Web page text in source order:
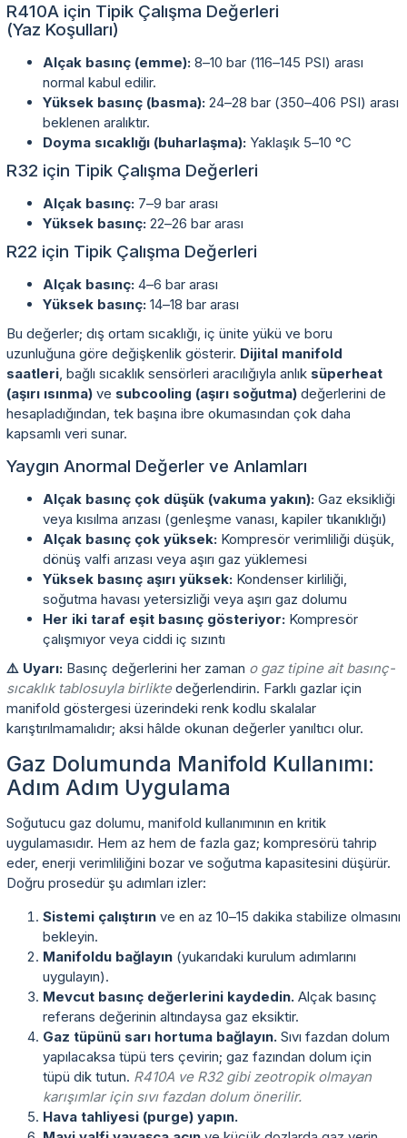
R410A için Tipik Çalışma Değerleri
(Yaz Koşulları)
Alçak basınç (emme): 8–10 bar (116–145 PSI) arası
normal kabul edilir.
Yüksek basınç (basma): 24–28 bar (350–406 PSI) arası
beklenen aralıktır.
Doyma sıcaklığı (buharlaşma): Yaklaşık 5–10 °C
R32 için Tipik Çalışma Değerleri
Alçak basınç: 7–9 bar arası
Yüksek basınç: 22–26 bar arası
R22 için Tipik Çalışma Değerleri
Alçak basınç: 4–6 bar arası
Yüksek basınç: 14–18 bar arası
Bu değerler; dış ortam sıcaklığı, iç ünite yükü ve boru
uzunluğuna göre değişkenlik gösterir. Dijital manifold
saatleri, bağlı sıcaklık sensörleri aracılığıyla anlık süperheat
(aşırı ısınma) ve subcooling (aşırı soğutma) değerlerini de
hesapladığından, tek başına ibre okumasından çok daha
kapsamlı veri sunar.
Yaygın Anormal Değerler ve Anlamları
Alçak basınç çok düşük (vakuma yakın): Gaz eksikliği
veya kısılma arızası (genleşme vanası, kapiler tıkanıklığı)
Alçak basınç çok yüksek: Kompresör verimliliği düşük,
dönüş valfi arızası veya aşırı gaz yüklemesi
Yüksek basınç aşırı yüksek: Kondenser kirliliği,
soğutma havası yetersizliği veya aşırı gaz dolumu
Her iki taraf eşit basınç gösteriyor: Kompresör
çalışmıyor veya ciddi iç sızıntı
⚠️ Uyarı: Basınç değerlerini her zaman o gaz tipine ait basınç-
sıcaklık tablosuyla birliktedeğerlendirin. Farklı gazlar için
manifold göstergesi üzerindeki renk kodlu skalalar
karıştırılmamalıdır; aksi hâlde okunan değerler yanıltıcı olur.
Gaz Dolumunda Manifold Kullanımı:
Adım Adım Uygulama
Soğutucu gaz dolumu, manifold kullanımının en kritik
uygulamasıdır. Hem az hem de fazla gaz; kompresörü tahrip
eder, enerji verimliliğini bozar ve soğutma kapasitesini düşürür.
Doğru prosedür şu adımları izler:
Sistemi çalıştırın ve en az 10–15 dakika stabilize olmasını
bekleyin.
Manifoldu bağlayın (yukarıdaki kurulum adımlarını
uygulayın).
Mevcut basınç değerlerini kaydedin. Alçak basınç
referans değerinin altındaysa gaz eksiktir.
Gaz tüpünü sarı hortuma bağlayın. Sıvı fazdan dolum
yapılacaksa tüpü ters çevirin; gaz fazından dolum için
tüpü dik tutun. R410A ve R32 gibi zeotropik olmayan
karışımlar için sıvı fazdan dolum önerilir.
Hava tahliyesi (purge) yapın.